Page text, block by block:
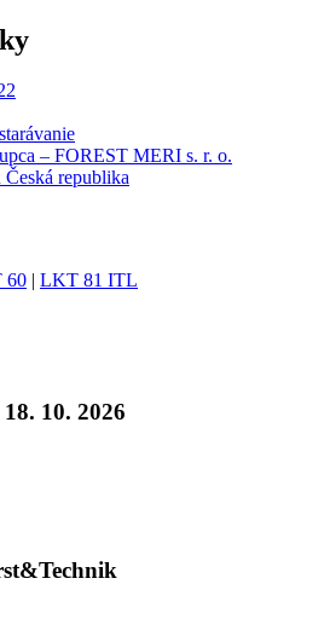
– FOREST MERI s. r. o.
republika
60 | LKT 81 ITL
10. 2026